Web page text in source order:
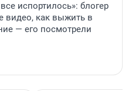
испортилось»: блогер
видео, как выжить в
— его посмотрели